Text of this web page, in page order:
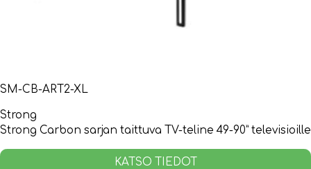
SM-CB-ART2-XL
Strong
Strong Carbon sarjan taittuva TV-teline 49-90” televisioille
KATSO TIEDOT